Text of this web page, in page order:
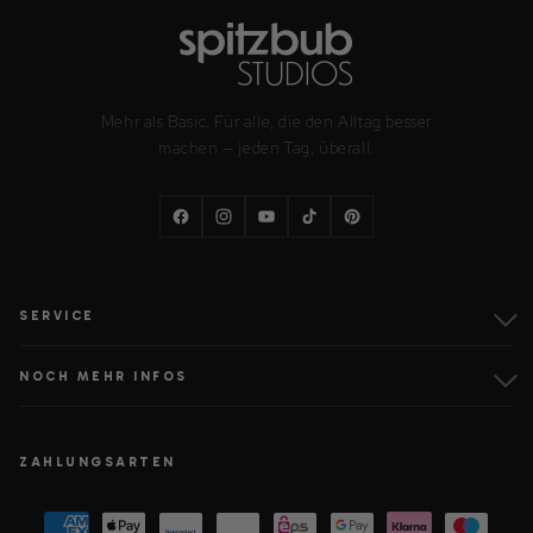
Mehr als Basic. Für alle, die den Alltag besser
machen — jeden Tag, überall.
FacebookInstagram
YouTubeTikTokPinterest
SERVICE
NOCH MEHR INFOS
ZAHLUNGSARTEN